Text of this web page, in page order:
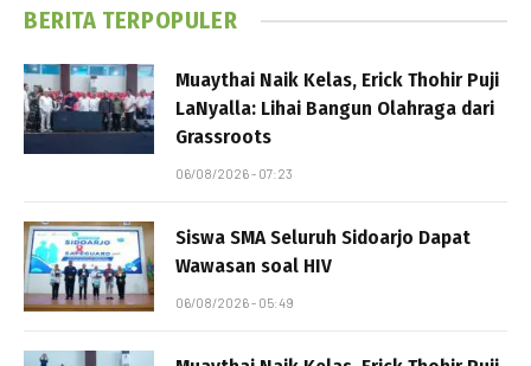
BERITA TERPOPULER
Muaythai Naik Kelas, Erick Thohir Puji
LaNyalla: Lihai Bangun Olahraga dari
Grassroots
06/08/2026 - 07:23
Siswa SMA Seluruh Sidoarjo Dapat
Wawasan soal HIV
06/08/2026 - 05:49